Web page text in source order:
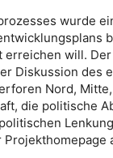
wurde
will.
Diskussion des
Nord,
die politische